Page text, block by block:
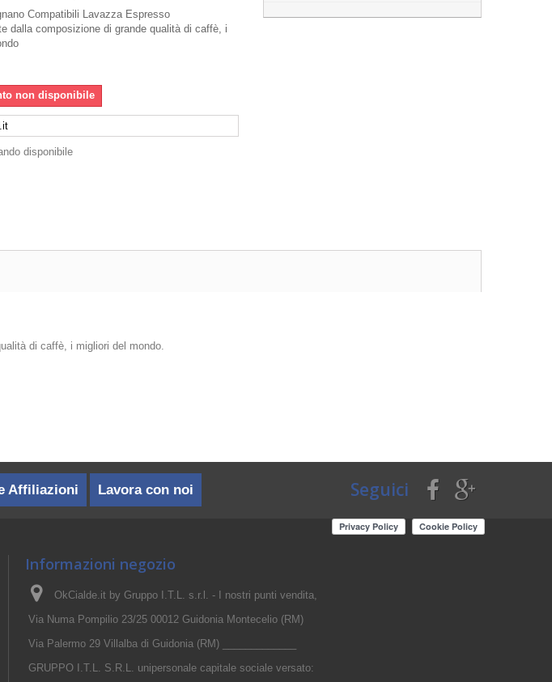
Compatibili Lavazza Espresso
dalla composizione di grande qualità di caffè, i
non disponibile
disponibile
di caffè, i migliori del mondo.
Seguici
Affiliazioni Lavora con noi
Informazioni negozio
OkCialde.it by Gruppo I.T.L. s.r.l. - I nostri punti vendita,
Via Numa Pompilio 23/25 00012 Guidonia Montecelio (RM)
Via Palermo 29 Villalba di Guidonia (RM) _____________
GRUPPO I.T.L. S.R.L. unipersonale capitale sociale versato: